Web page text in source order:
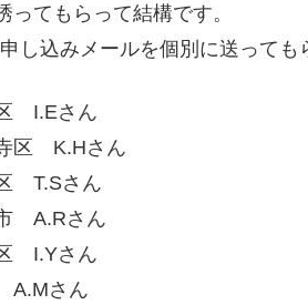
ってもらって結構です。
し込みメールを個別に送っても
I.Eさん
区 K.Hさん
T.Sさん
A.Rさん
I.Yさん
A.Mさん